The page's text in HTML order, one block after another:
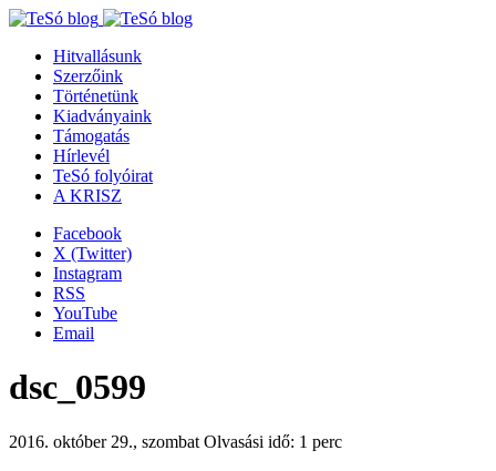
Hitvallásunk
Szerzőink
Történetünk
Kiadványaink
Támogatás
Hírlevél
TeSó folyóirat
A KRISZ
Facebook
X (Twitter)
Instagram
RSS
YouTube
Email
dsc_0599
2016. október 29., szombat Olvasási idő: 1 perc